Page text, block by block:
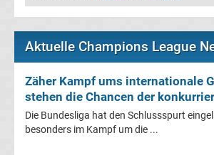
&
Europapokal
Aktuelle Champions League
Zäher Kampf ums internationale
stehen die Chancen der
Die Bundesliga hat den Schlussspurt
besonders im Kampf um die ...